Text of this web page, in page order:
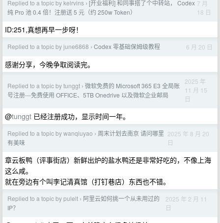
Replied to a topic by kelrvins › [开业福利] 和同事搭了个中转站， Codex
纯 Pro 池 0.4 倍！注册送 5 元（约 250w Token）
7 月
18 日
ID:251,真想再早一步呀！
Replied to a topic by june6868 › Codex 零基础保姆级教程 6 月 20 日
感谢分享，今晚争取阅读完。
Replied to a topic by tunggt › 微软免费的 Microsoft 365 E3 全局账
号注册---免费使用 OFFICE、5TB Onedrive 以及微软企业邮局
2025 年
11 月 15
日
@tunggt 已经注册成功，显示时间一年。
Replied to a topic by wanqiuyao › 周末计划去南京 请问哪里
有美味
2025 年 8 月 20
日
章云板鸭（评事街店）新鲜出炉的盐水鸭还是非常好吃的，不像上海
这么咸。
就在旁边有个叫李记清真馆（打钉巷店）东西也不错。
Replied to a topic by pulelt › 阿里云如何挑一个从未用过的
IP？
2025 年 2 月 11
日